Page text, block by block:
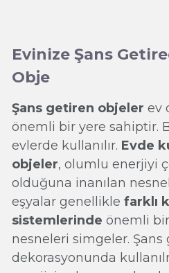
Evinize Şans
Obje
Şans getiren objeler ev
önemli bir yere sahiptir.
evlerde kullanılır. Evde
objeler, olumlu enerjiyi
olduğuna inanılan
eşyalar genellikle farklı
sistemlerinde önemli
nesneleri simgeler. Şans
dekorasyonunda